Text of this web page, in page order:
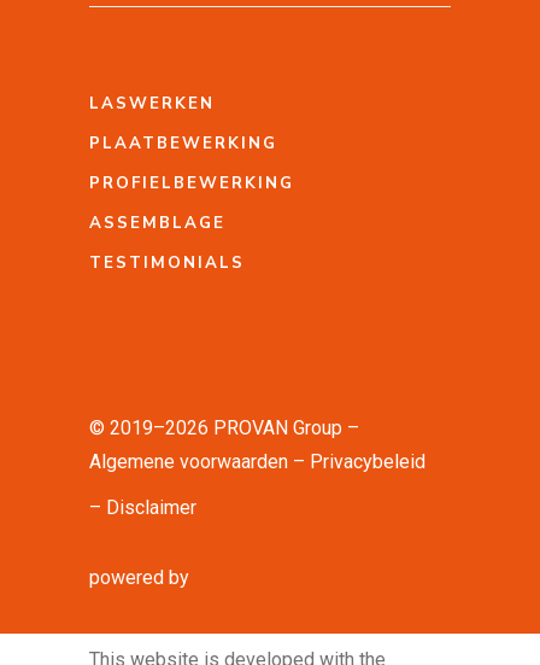
LASWERKEN
PLAATBEWERKING
PROFIELBEWERKING
ASSEMBLAGE
TESTIMONIALS
© 2019–2026 PROVAN Group –
Algemene voorwaarden
Privacybeleid
Disclaimer
powered by
This website is developed with the